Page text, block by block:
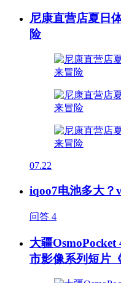
尼康直营店夏日
险
07.22
iqoo7电池多大？
问答 4
大疆
市影像系列短片